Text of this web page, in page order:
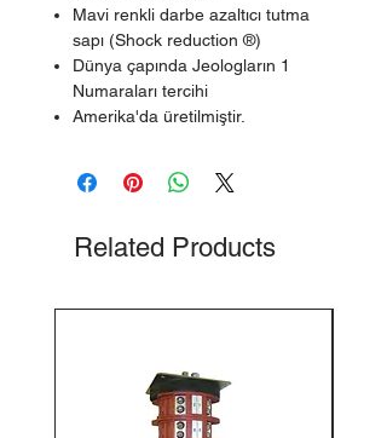
Mavi renkli darbe azaltıcı tutma
sapı (Shock reduction ®)
Dünya çapında Jeologların 1
Numaraları tercihi
Amerika'da üretilmiştir.
Related Products